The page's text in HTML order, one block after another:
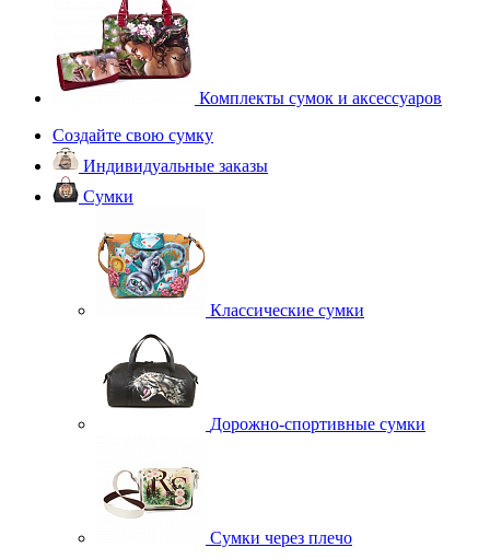
Комплекты сумок и аксессуаров
Создайте свою сумку
Индивидуальные заказы
Сумки
Классические сумки
Дорожно-спортивные сумки
Сумки через плечо